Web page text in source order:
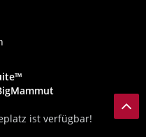
ist verfügbar!